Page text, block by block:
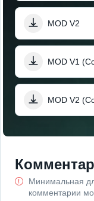
MOD V2
MOD V1
MOD V2
Минимальная
комментарии